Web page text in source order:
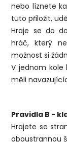
nebo líznete
tuto přiložit,
Hraje se do
hráč, který
možnost si
V jednom kole
měli
Pravidla B -
Hrajete se
oboustrannou